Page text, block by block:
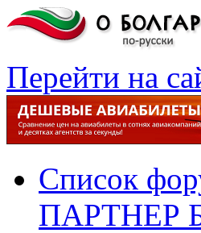
Перейти на
Список
ПАРТНЕР